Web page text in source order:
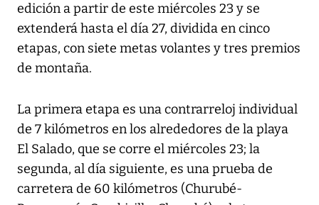
edición a partir de este miércoles 23 y se
extenderá hasta el día 27, dividida en cinco
etapas, con siete metas volantes y tres premios
de montaña.
La primera etapa es una contrarreloj individual
de 7 kilómetros en los alrededores de la playa
El Salado, que se corre el miércoles 23; la
segunda, al día siguiente, es una prueba de
carretera de 60 kilómetros (Churubé-